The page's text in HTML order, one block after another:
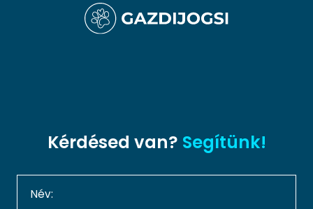
Kérdésed van? Segítünk!